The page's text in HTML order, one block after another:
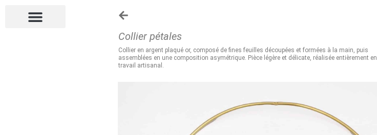
Collier pétales
Collier en argent plaqué or, composé de fines feuilles découpées et formées à la main, puis
assemblées en une composition asymétrique. Pièce légère et délicate, réalisée entièrement en
travail artisanal.